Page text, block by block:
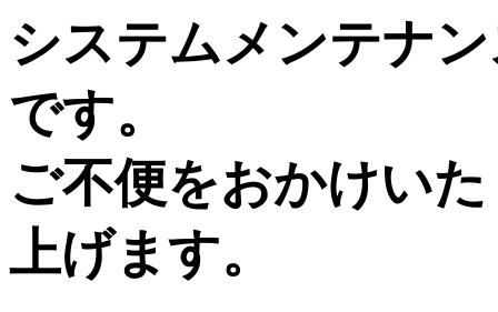
システムメンテナ
です。
ご不便をおかけい
上げます。